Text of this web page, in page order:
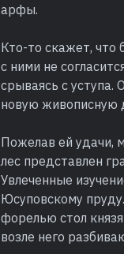
арфы.
Кто-то скажет, что
с ними не
срываясь с уступа.
новую живописную
Пожелав ей удачи,
лес представлен
Увлеченные
Юсуповскому
форелью стол
возле него